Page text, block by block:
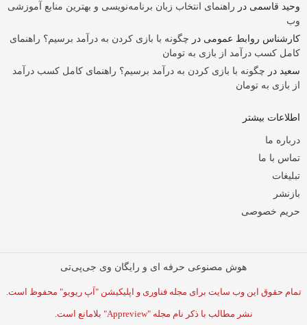
وحید قاسمی در راهنمای انتخاب زبان برنامه‌نویسی و بهترین منابع آموزشی
وب
کارشناس روابط عمومی در چگونه با بازی کردن به درآمد برسیم؟ راهنمای
کامل کسب درآمد از بازی به تومان
سعید در چگونه با بازی کردن به درآمد برسیم؟ راهنمای کامل کسب درآمد
از بازی به تومان
اطلاعات بیشتر
درباره ما
تماس با ما
تبلیغات
بازنشر
حریم خصوصی
هوش مصنوعی حرفه ای و رایگان وی جی‌پی‌تی
تمام حقوق این وب سایت برای مجله فناوری و اپلیکیشن "اَپ ریویو" محفوظ است.
نشر مطالب با ذکر نام مجله "Appreview" بلامانع است.